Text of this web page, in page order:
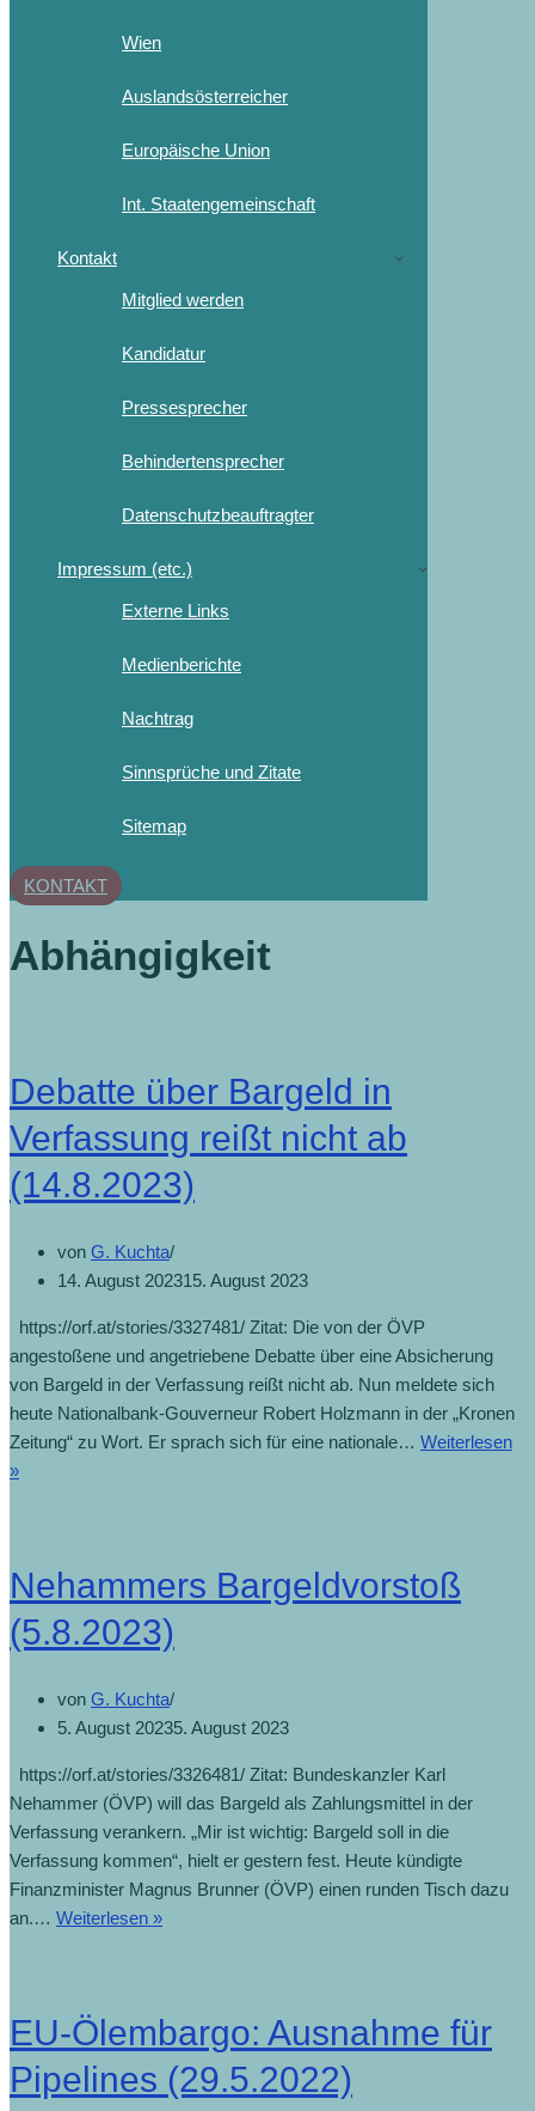
Wien
Auslandsösterreicher
Europäische Union
Int. Staatengemeinschaft
Kontakt
Mitglied werden
Kandidatur
Pressesprecher
Behindertensprecher
Datenschutzbeauftragter
Impressum (etc.)
Externe Links
Medienberichte
Nachtrag
Sinnsprüche und Zitate
Sitemap
KONTAKT
Abhängigkeit
Debatte über Bargeld in
Verfassung reißt nicht ab
(14.8.2023)
von G. Kuchta
14. August 202315. August 2023
https://orf.at/stories/3327481/ Zitat: Die von der ÖVP
angestoßene und angetriebene Debatte über eine Absicherung
von Bargeld in der Verfassung reißt nicht ab. Nun meldete sich
heute Nationalbank-Gouverneur Robert Holzmann in der „Kronen
Zeitung“ zu Wort. Er sprach sich für eine nationale… Weiterlesen
»
Nehammers Bargeldvorstoß
(5.8.2023)
von G. Kuchta
5. August 20235. August 2023
https://orf.at/stories/3326481/ Zitat: Bundeskanzler Karl
Nehammer (ÖVP) will das Bargeld als Zahlungsmittel in der
Verfassung verankern. „Mir ist wichtig: Bargeld soll in die
Verfassung kommen“, hielt er gestern fest. Heute kündigte
Finanzminister Magnus Brunner (ÖVP) einen runden Tisch dazu
an.… Weiterlesen »
EU-Ölembargo: Ausnahme für
Pipelines (29.5.2022)